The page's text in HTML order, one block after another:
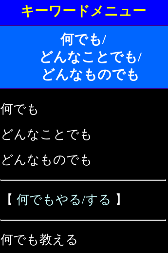
キーワードメニュー
何でも/
どんなことでも/
どんなものでも
何でも
どんなことでも
どんなものでも
【 何でもやる/する 】
何でも教える